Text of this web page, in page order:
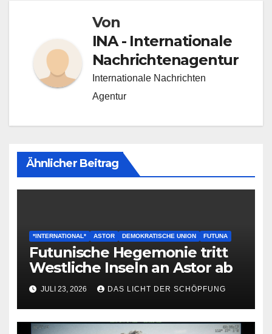
Von
INA - Internationale
Nachrichtenagentur
Internationale Nachrichten
Agentur
Ähnlicher Beitrag
*INTERNATIONAL* ASTOR DEMOKRATISCHE UNION FUTUNA
Futunische Hegemonie tritt
Westliche Inseln an Astor ab
JULI 23, 2026 DAS LICHT DER SCHÖPFUNG